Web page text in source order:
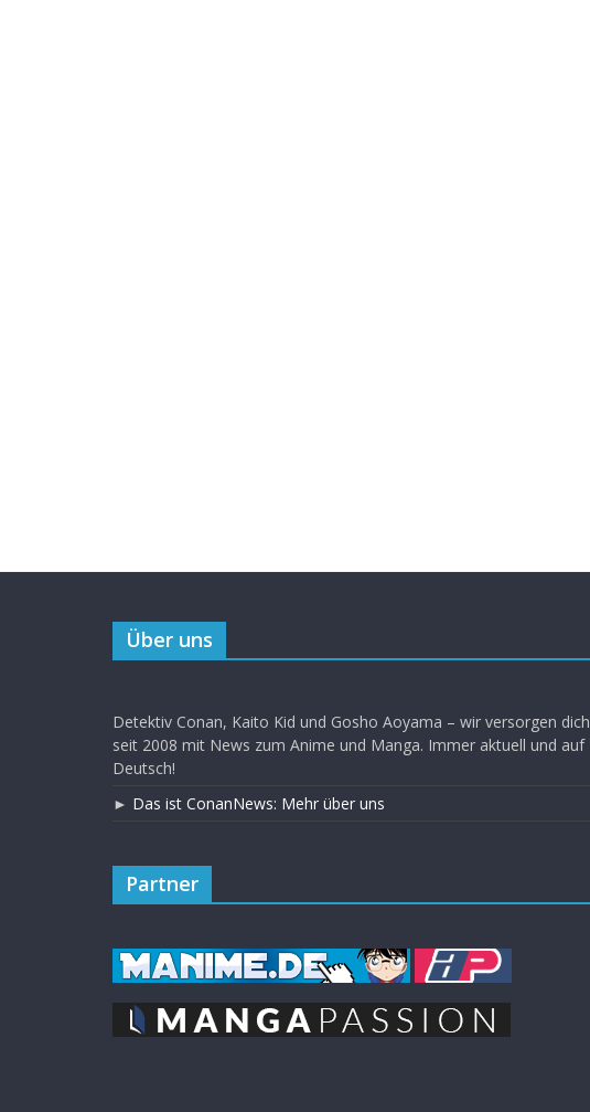
Über uns
Detektiv Conan, Kaito Kid und Gosho Aoyama – wir versorgen dich
seit 2008 mit News zum Anime und Manga. Immer aktuell und auf
Deutsch!
► Das ist ConanNews: Mehr über uns
Partner